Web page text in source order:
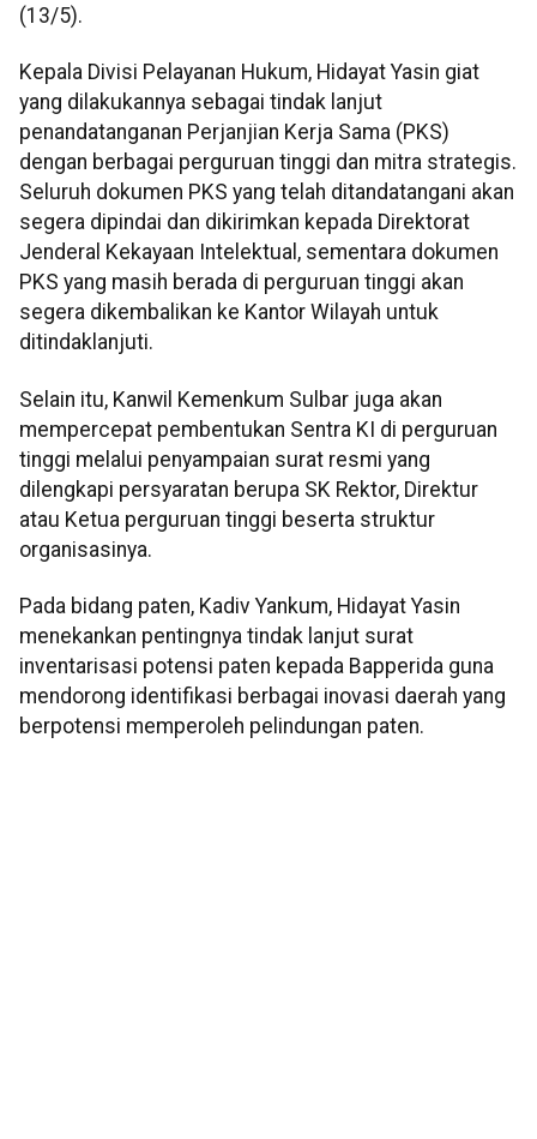
(13/5).
Kepala Divisi Pelayanan Hukum, Hidayat Yasin giat
yang dilakukannya sebagai tindak lanjut
penandatanganan Perjanjian Kerja Sama (PKS)
dengan berbagai perguruan tinggi dan mitra strategis.
Seluruh dokumen PKS yang telah ditandatangani akan
segera dipindai dan dikirimkan kepada Direktorat
Jenderal Kekayaan Intelektual, sementara dokumen
PKS yang masih berada di perguruan tinggi akan
segera dikembalikan ke Kantor Wilayah untuk
ditindaklanjuti.
Selain itu, Kanwil Kemenkum Sulbar juga akan
mempercepat pembentukan Sentra KI di perguruan
tinggi melalui penyampaian surat resmi yang
dilengkapi persyaratan berupa SK Rektor, Direktur
atau Ketua perguruan tinggi beserta struktur
organisasinya.
Pada bidang paten, Kadiv Yankum, Hidayat Yasin
menekankan pentingnya tindak lanjut surat
inventarisasi potensi paten kepada Bapperida guna
mendorong identifikasi berbagai inovasi daerah yang
berpotensi memperoleh pelindungan paten.